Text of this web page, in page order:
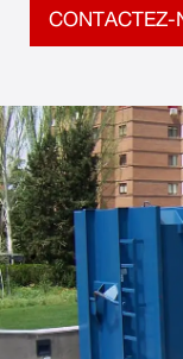
CONTACTEZ-